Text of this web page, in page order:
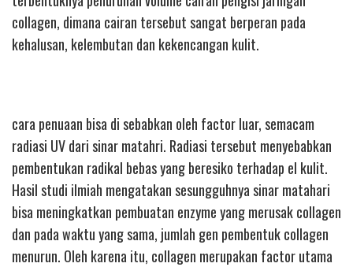
collagen, dimana cairan tersebut sangat berperan pada
kehalusan, kelembutan dan kekencangan kulit.
cara penuaan bisa di sebabkan oleh factor luar, semacam
radiasi UV dari sinar matahri. Radiasi tersebut menyebabkan
pembentukan radikal bebas yang beresiko terhadap el kulit.
Hasil studi ilmiah mengatakan sesungguhnya sinar matahari
bisa meningkatkan pembuatan enzyme yang merusak collagen
dan pada waktu yang sama, jumlah gen pembentuk collagen
menurun. Oleh karena itu, collagen merupakan factor utama